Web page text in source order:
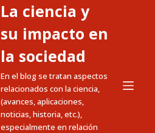
La ciencia y
su impacto en
la sociedad
En el blog se tratan aspectos
relacionados con la ciencia,
(avances, aplicaciones,
noticias, historia, etc.),
especialmente en relación